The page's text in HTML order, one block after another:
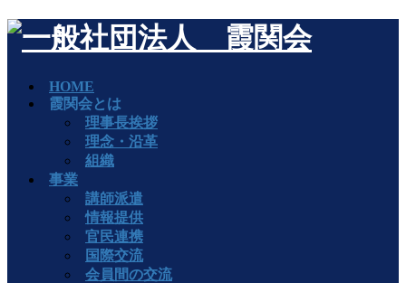
HOME
霞関会とは
理事長挨拶
理念・沿革
組織
事業
講師派遣
情報提供
官民連携
国際交流
会員間の交流